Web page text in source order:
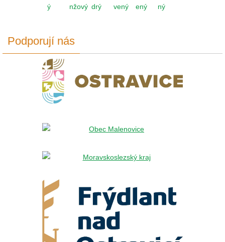
Podporují nás